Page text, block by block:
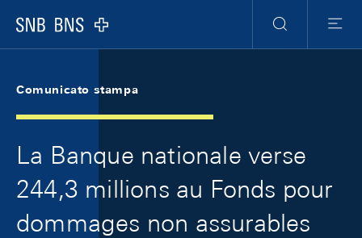
Logo
Ricerca
Menu
Comunicato stampa
La Banque nationale verse
244,3 millions au Fonds pour
dommages non assurables